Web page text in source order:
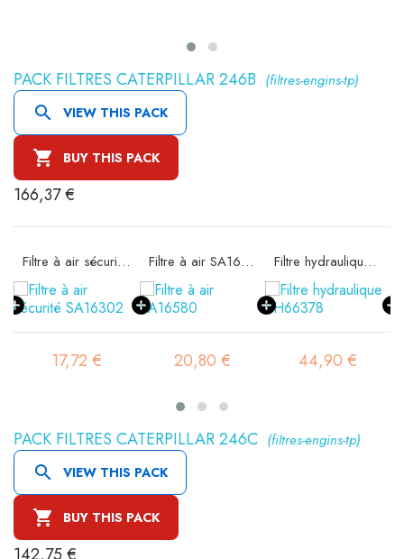
PACK FILTRES CATERPILLAR 246B (filtres-engins-tp)
 VIEW THIS PACK
 BUY THIS PACK
166,37 €
Filtre à air sécurité SA16302
17,72 €
Filtre à air SA16580
20,80 €
Filtre hydraulique SH66378
44,90 €
PACK FILTRES CATERPILLAR 246C (filtres-engins-tp)
 VIEW THIS PACK
 BUY THIS PACK